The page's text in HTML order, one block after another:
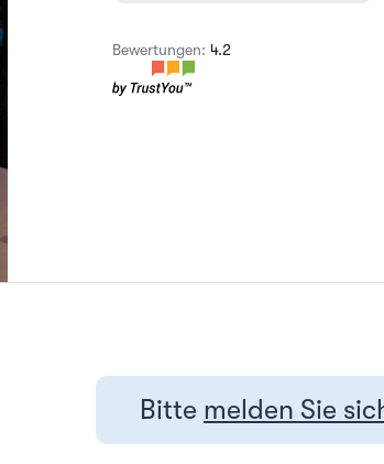
Bewertungen: 4.2
Bitte melden Sie